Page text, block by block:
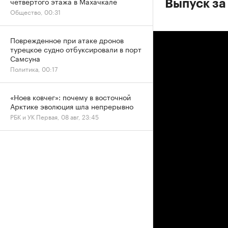
Выпуск
Общество, 00:31
Поврежденное при атаке дронов
турецкое судно отбуксировали в порт
Самсуна
Политика, 00:17
«Ноев ковчег»: почему в восточной
Арктике эволюция шла непрерывно
РБК и УК Первая, 08 авг, 23:45